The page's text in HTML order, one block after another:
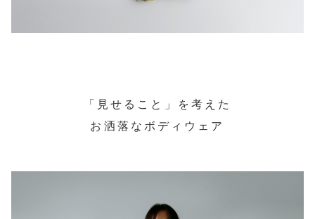
「見せること」を考えた
お洒落なボディウェア